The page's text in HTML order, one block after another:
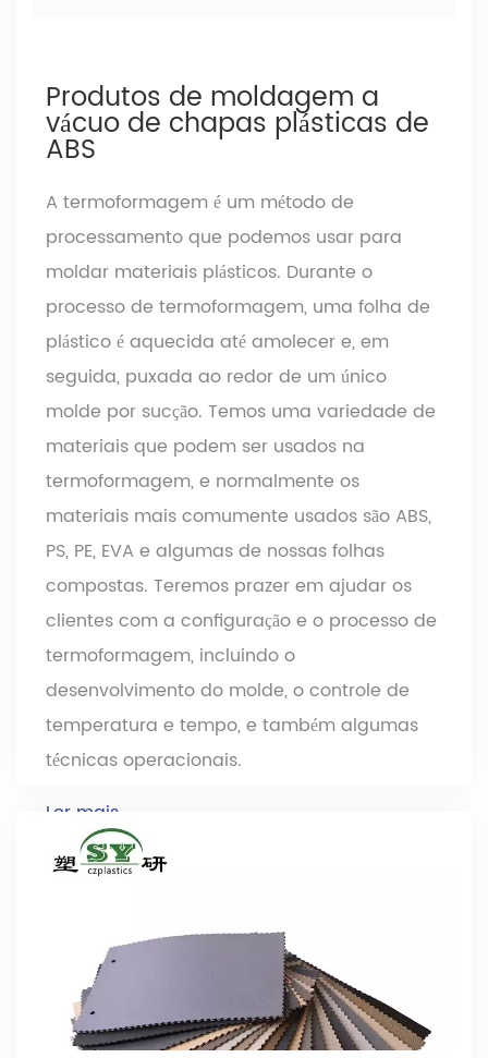
Produtos de moldagem a
vácuo de chapas plásticas de
ABS
A termoformagem é um método de
processamento que podemos usar para
moldar materiais plásticos. Durante o
processo de termoformagem, uma folha de
plástico é aquecida até amolecer e, em
seguida, puxada ao redor de um único
molde por sucção. Temos uma variedade de
materiais que podem ser usados ​​na
termoformagem, e normalmente os
materiais mais comumente usados ​​são ABS,
PS, PE, EVA e algumas de nossas folhas
compostas. Teremos prazer em ajudar os
clientes com a configuração e o processo de
termoformagem, incluindo o
desenvolvimento do molde, o controle de
temperatura e tempo, e também algumas
técnicas operacionais.
Ler mais